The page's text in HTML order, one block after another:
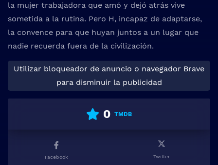
la mujer trabajadora que amó y dejó atrás vive
sometida a la rutina. Pero H, incapaz de adaptarse,
la convence para que huyan juntos a un lugar que
nadie recuerda fuera de la civilización.
Utilizar bloqueador de anuncio o navegador Brave
para disminuir la publicidad
0 TMDB
Facebook Twitter